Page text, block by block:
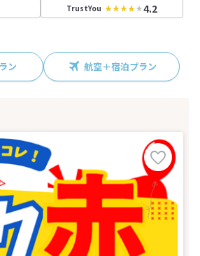
TrustYou 4.2
ン 航空＋宿泊プラン